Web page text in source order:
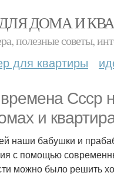
ДОМА И
полезные советы,
для квартиры
Ссср
и
наши бабушки и
с помощью
можно было решить